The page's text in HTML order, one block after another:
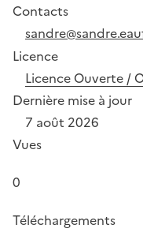
Contacts
Licence
Licence Ouverte /
Dernière mise à jour
7 août 2026
Vues
0
Téléchargements